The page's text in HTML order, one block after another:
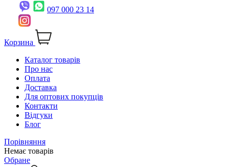
097 000 23 14
Корзина
Каталог товарів
Про нас
Оплата
Доставка
Для оптових покупців
Контакти
Відгуки
Блог
Порівняння
Немає товарів
Обране